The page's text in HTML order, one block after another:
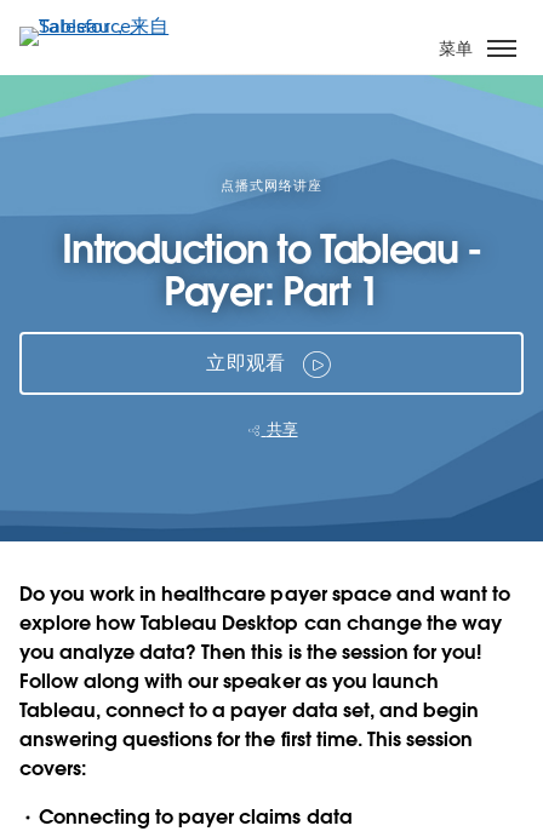
转
到
要
菜单
点播式网络讲座
Introduction to Tableau -
Payer: Part 1
立即观看
共享
Do you work in healthcare payer space and want to
explore how Tableau Desktop can change the way
you analyze data? Then this is the session for you!
Follow along with our speaker as you launch
Tableau, connect to a payer data set, and begin
answering questions for the first time. This session
covers:
Connecting to payer claims data